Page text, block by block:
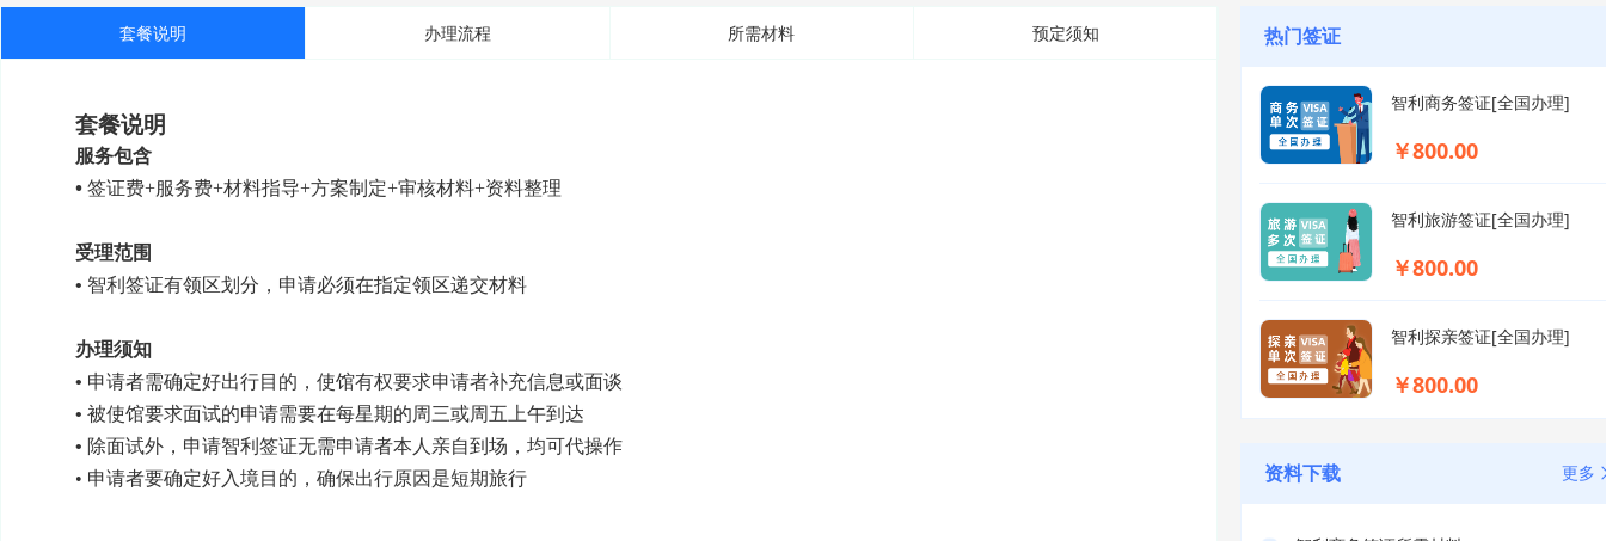
套餐说明 办理流程 所需材料 预定须知
套餐说明
服务包含
• 签证费+服务费+材料指导+方案制定+审核材料+资料整理
受理范围
• 智利 签证有领区划分，申请必须在指定领区递交材料
办理须知
• 申请者需确定好出行目的，使馆有权要求申请者补充信息或面谈
• 被使馆要求面试的申请需要在每星期的周三或周五上午到达
• 除面试外，申请智利签证无需申请者本人亲自到场，均可代操作
• 申请者要确定好入境目的，确保出行原因是短期旅行
热门签证
智利商务签证[全国办理]
￥800.00
智利旅游签证[全国办理]
￥800.00
智利探亲签证[全国办理]
￥800.00
资料下载 更多